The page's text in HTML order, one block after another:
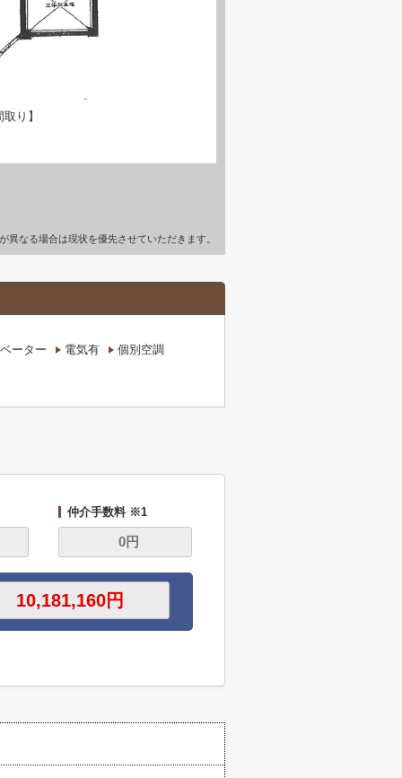
り】
なる場合は現状を優先させていただきます。
ーター 電気有 個別空調
仲介手数料 ※1